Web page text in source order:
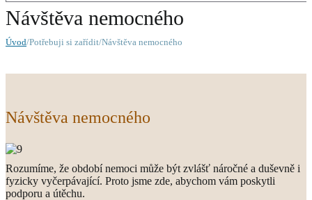
Návštěva nemocného
Úvod/Potřebuji si zařídit/Návštěva nemocného
Návštěva nemocného
Rozumíme, že období nemoci může být zvlášť náročné a duševně i
fyzicky vyčerpávající. Proto jsme zde, abychom vám poskytli
podporu a útěchu.